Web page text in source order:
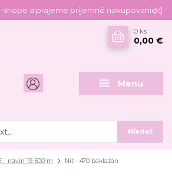
shope a prajeme príjemné nakupovanie :)
Menu
Hľadať
0 ks
0,00 €
- návin 19 500 m Niť - 470 baklažán